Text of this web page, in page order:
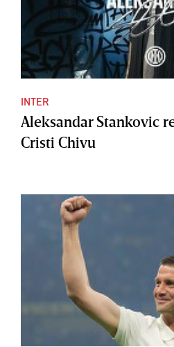
INTER
Aleksandar Stankovic
Cristi Chivu